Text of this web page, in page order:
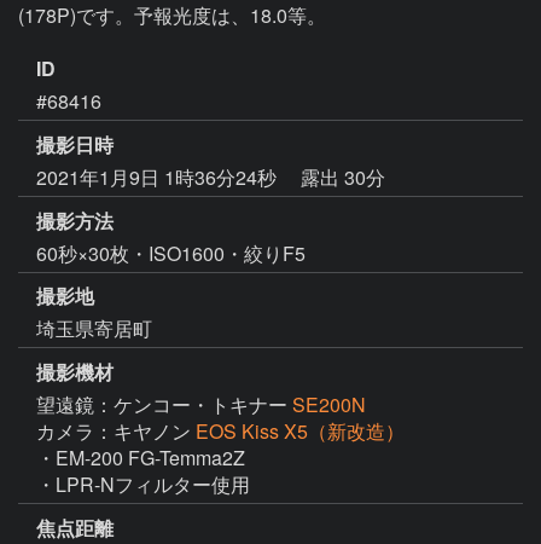
(178P)です。予報光度は、18.0等。
ID
#68416
撮影日時
2021年1月9日 1時36分24秒
露出 30分
撮影方法
60秒×30枚・ISO1600・絞りF5
撮影地
埼玉県寄居町
撮影機材
望遠鏡：ケンコー・トキナー SE200N
カメラ：キヤノン EOS Kiss X5（新改造）
・EM-200 FG-Temma2Z
・LPR-Nフィルター使用
焦点距離